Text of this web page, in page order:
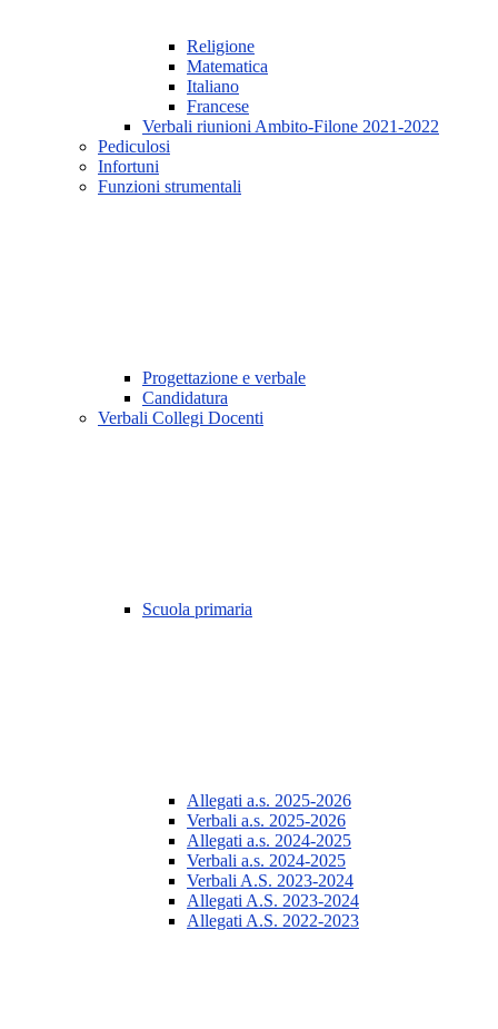
Religione
Matematica
Italiano
Francese
Verbali riunioni Ambito-Filone 2021-2022
Pediculosi
Infortuni
Funzioni strumentali
Progettazione e verbale
Candidatura
Verbali Collegi Docenti
Scuola primaria
Allegati a.s. 2025-2026
Verbali a.s. 2025-2026
Allegati a.s. 2024-2025
Verbali a.s. 2024-2025
Verbali A.S. 2023-2024
Allegati A.S. 2023-2024
Allegati A.S. 2022-2023